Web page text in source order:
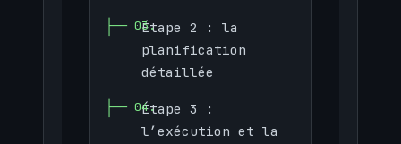
Étape 2 : la
planification
détaillée
Étape 3 :
l’exécution et la